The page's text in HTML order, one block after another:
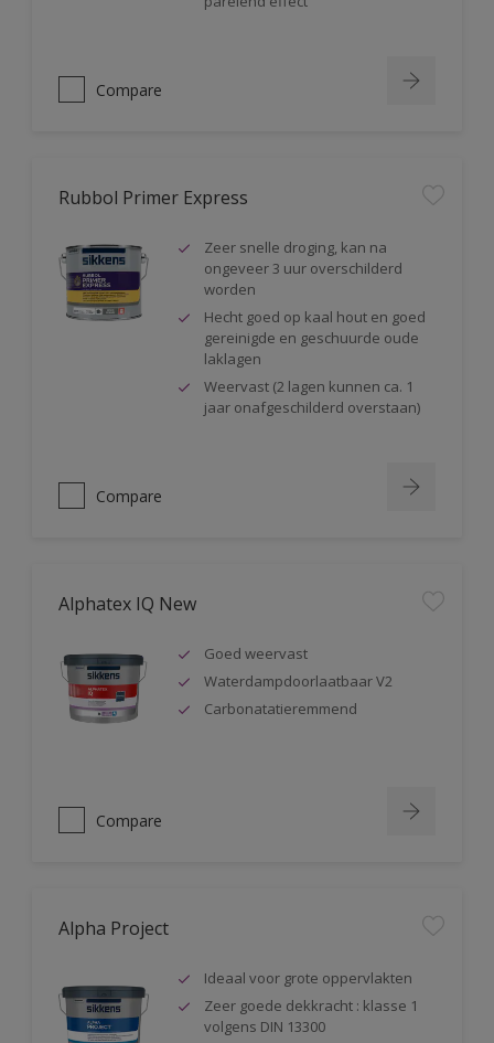
Compare
Rubbol Primer Express
Zeer snelle droging, kan na
ongeveer 3 uur overschilderd
worden
Hecht goed op kaal hout en goed
gereinigde en geschuurde oude
laklagen
Weervast (2 lagen kunnen ca. 1
jaar onafgeschilderd overstaan)
Compare
Alphatex IQ New
Goed weervast
Waterdampdoorlaatbaar V2
Carbonatatieremmend
Compare
Alpha Project
Ideaal voor grote oppervlakten
Zeer goede dekkracht : klasse 1
volgens DIN 13300